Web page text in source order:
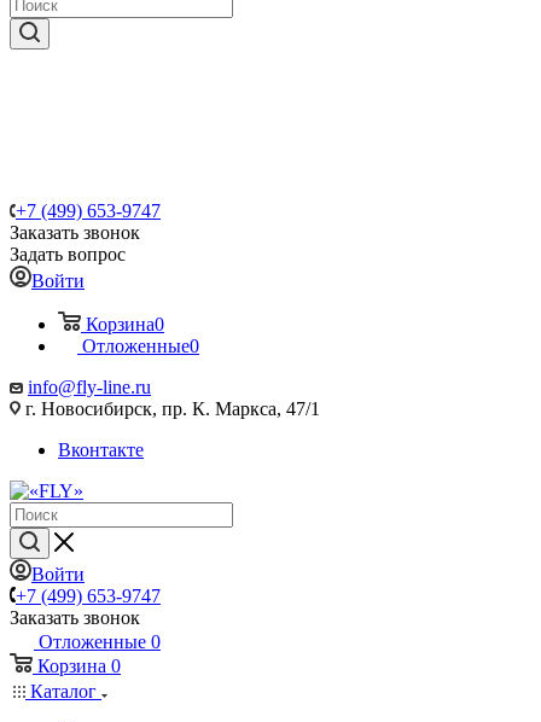
+7 (499) 653-9747
Заказать звонок
Задать вопрос
Войти
Корзина0
Отложенные0
info@fly-line.ru
г. Новосибирск, пр. К. Маркса, 47/1
Вконтакте
Войти
+7 (499) 653-9747
Заказать звонок
Отложенные 0
Корзина 0
Каталог